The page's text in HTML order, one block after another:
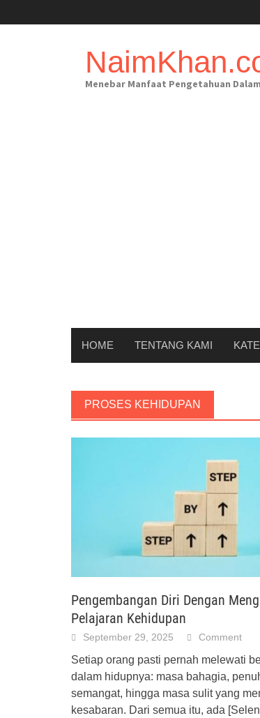
to
Menebar Manfaat Pengetahuan
HOME TENTANG KAMI
PROSES KEHIDUPAN
Pengembangan Diri Dengan
Pelajaran Kehidupan
September 29, 2025 Comment
Setiap orang pasti pernah melewati
dalam hidupnya: masa bahagia,
semangat, hingga masa sulit yang
kesabaran. Dari semua itu, ada